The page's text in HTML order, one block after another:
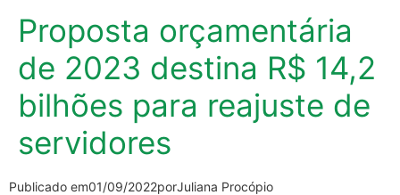
Proposta orçamentária
de 2023 destina R$ 14,2
bilhões para reajuste de
servidores
Publicado em01/09/2022porJuliana Procópio